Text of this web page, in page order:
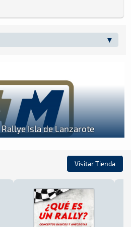
Isla de Lanzarote
Visitar Tienda